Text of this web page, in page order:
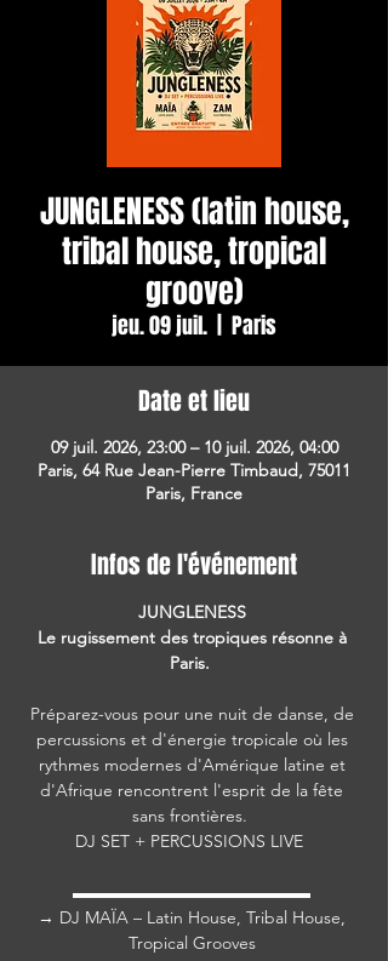
JUNGLENESS (latin house,
tribal house, tropical
groove)
jeu. 09 juil. Paris
Date et lieu
09 juil. 2026, 23:00 – 10 juil. 2026, 04:00
Paris, 64 Rue Jean-Pierre Timbaud, 75011
Paris, France
Infos de l'événement
JUNGLENESS
Le rugissement des tropiques résonne à
Paris.
Préparez-vous pour une nuit de danse, de
percussions et d'énergie tropicale où les
rythmes modernes d'Amérique latine et
d'Afrique rencontrent l'esprit de la fête
sans frontières.
DJ SET + PERCUSSIONS LIVE
▬▬▬▬▬▬▬▬▬▬▬▬▬▬
→ DJ MAÏA – Latin House, Tribal House,
Tropical Grooves